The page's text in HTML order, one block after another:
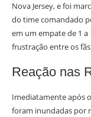
Nova Jersey, e foi
do time comandado
em um empate de 1 a
frustração entre os
Reação nas
Imediatamente após
foram inundadas por